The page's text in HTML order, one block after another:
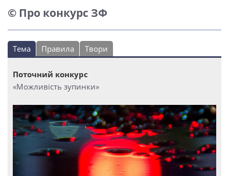
© Про конкурс ЗФ
Тема Правила Твори
Поточний конкурс
«Можливість зупинки»